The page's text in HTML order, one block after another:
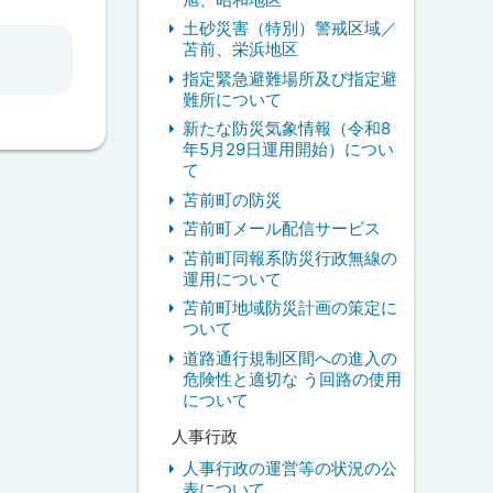
土砂災害（特別）警戒区域／
苫前、栄浜地区
指定緊急避難場所及び指定避
難所について
新たな防災気象情報（令和8
年5月29日運用開始）につい
て
苫前町の防災
苫前町メール配信サービス
苫前町同報系防災行政無線の
運用について
苫前町地域防災計画の策定に
ついて
道路通行規制区間への進入の
危険性と適切な う回路の使用
について
人事行政
人事行政の運営等の状況の公